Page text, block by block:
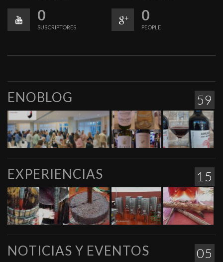
0
SUSCRIPTORES
0
PEOPLE
59
ENOBLOG
15
EXPERIENCIAS
05
NOTICIAS Y EVENTOS